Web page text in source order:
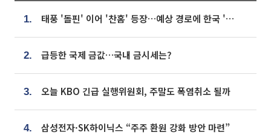
1. 태풍 '돌핀' 이어 '찬홈' 등장…예상 경로에 한국 '한숨'
2. 급등한 국제 금값…국내 금시세는?
3. 오늘 KBO 긴급 실행위원회, 주말도 폭염취소 될까
4. 삼성전자·SK하이닉스 “주주 환원 강화 방안 마련”